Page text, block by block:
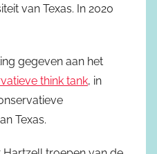
van Texas. In 2020
gegeven aan het
think tank, in
Texas.